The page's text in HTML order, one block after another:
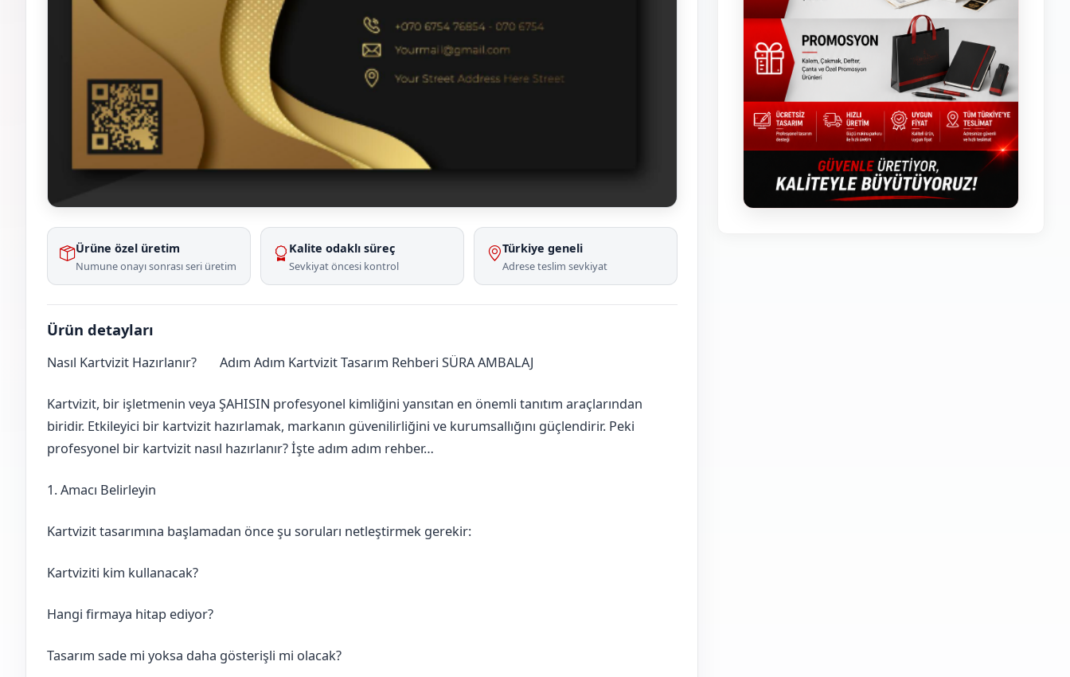
Ürüne özel üretim
Numune onayı sonrası seri üretim
Kalite odaklı süreç
Sevkiyat öncesi kontrol
Türkiye geneli
Adrese teslim sevkiyat
Ürün detayları
Nasıl Kartvizit Hazırlanır? Adım Adım Kartvizit Tasarım Rehberi SÜRA AMBALAJ
Kartvizit, bir işletmenin veya ŞAHISIN profesyonel kimliğini yansıtan en önemli tanıtım araçlarından
biridir. Etkileyici bir kartvizit hazırlamak, markanın güvenilirliğini ve kurumsallığını güçlendirir. Peki
profesyonel bir kartvizit nasıl hazırlanır? İşte adım adım rehber…
1. Amacı Belirleyin
Kartvizit tasarımına başlamadan önce şu soruları netleştirmek gerekir:
Kartviziti kim kullanacak?
Hangi firmaya hitap ediyor?
Tasarım sade mi yoksa daha gösterişli mi olacak?